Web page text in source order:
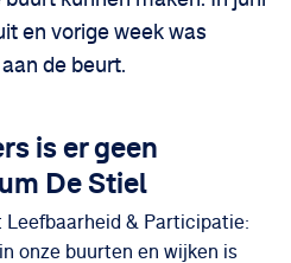
en vorige week was
de beurt.
is er geen
De Stiel
Leefbaarheid & Participatie:
onze buurten en wijken is